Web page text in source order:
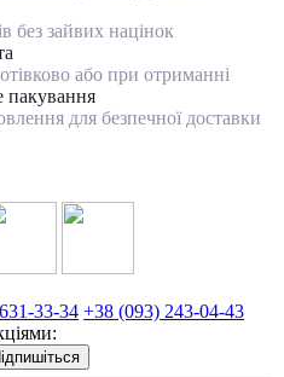
без зайвих націнок
або при отриманні
пакування
для безпечної доставки
33-34 +38 (093) 243-04-43